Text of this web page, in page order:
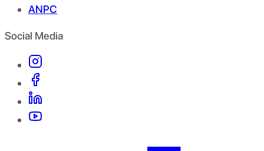
ANPC
Social Media